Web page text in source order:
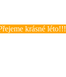
krásné léto!!!